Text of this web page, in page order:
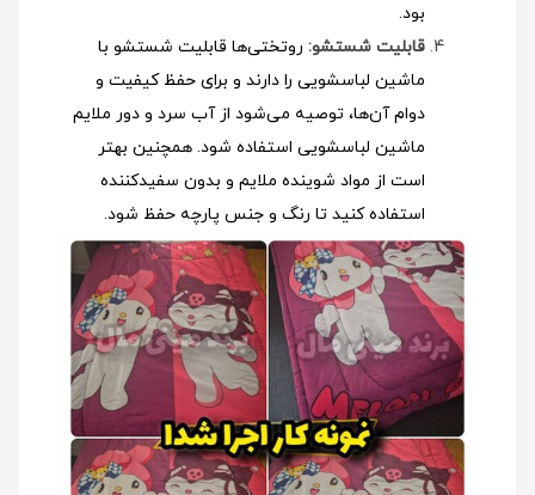
بود.
قابلیت شستشو: روتختی‌ها قابلیت شستشو با
ماشین لباسشویی را دارند و برای حفظ کیفیت و
دوام آن‌ها، توصیه می‌شود از آب سرد و دور ملایم
ماشین لباسشویی استفاده شود. همچنین بهتر
است از مواد شوینده ملایم و بدون سفیدکننده
استفاده کنید تا رنگ و جنس پارچه حفظ شود.